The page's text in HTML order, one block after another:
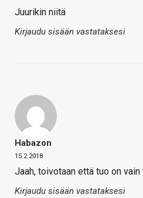
Juurikin niitä
Kirjaudu sisään vastataksesi
Habazon
15.2.2018
Jaah, toivotaan että tuo on
Kirjaudu sisään vastataksesi